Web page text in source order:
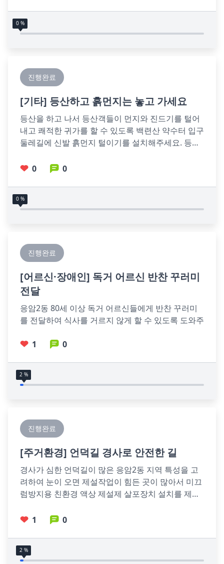
0 %
진행완료
[기타] 등산하고 흙먼지는 놓고 가세요
등산을 하고 나서 등산객들이 먼지와 진드기를 털어
내고 쾌적한 귀가를 할 수 있도록 백련산 약수터 입구
둘레길에 신발 흙먼지 털이기를 설치해주세요. 등산
0
0
0 %
진행완료
[어르신·장애인] 독거 어르신 반찬 꾸러미
전달
응암2동 80세 이상 독거 어르신들에게 반찬 꾸러미
를 전달하여 식사를 거르지 않게 할 수 있도록 도와주
1
0
2 %
진행완료
[주거환경] 언덕길 경사로 안전한 길
경사가 심한 언덕길이 많은 응암2동 지역 특성을 고
려하여 눈이 오면 제설작업이 힘든 곳이 많아서 미끄
럼방지용 친환경 액상 제설제 살포장치 설치를 제안
1
0
2 %